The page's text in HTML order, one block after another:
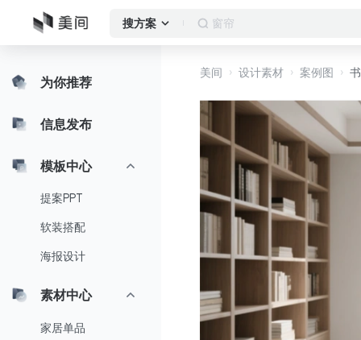
搜方案 作品集
为你推荐
信息发布
模板中心
提案PPT
软装搭配
海报设计
素材中心
家居单品
美间 设计素材 案例图